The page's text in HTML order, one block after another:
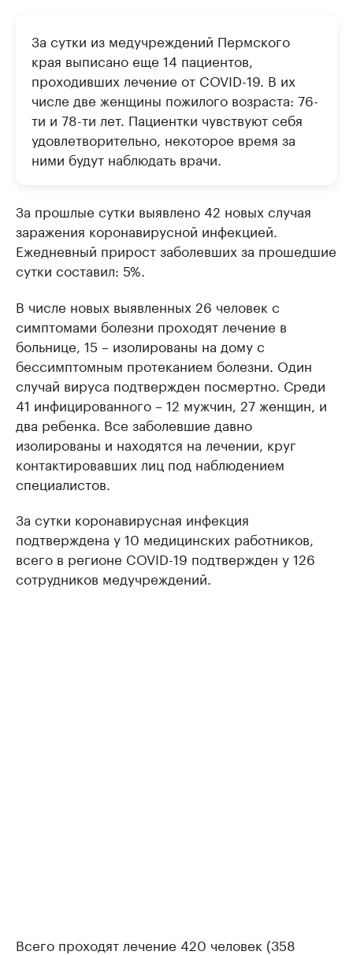
За сутки из медучреждений Пермского
края выписано еще 14 пациентов,
проходивших лечение от COVID-19. В их
числе две женщины пожилого возраста: 76-
ти и 78-ти лет. Пациентки чувствуют себя
удовлетворительно, некоторое время за
ними будут наблюдать врачи.
За прошлые сутки выявлено 42 новых случая
заражения коронавирусной инфекцией.
Ежедневный прирост заболевших за прошедшие
сутки составил: 5%.
В числе новых выявленных 26 человек с
симптомами болезни проходят лечение в
больнице, 15 – изолированы на дому с
бессимптомным протеканием болезни. Один
случай вируса подтвержден посмертно. Среди
41 инфицированного – 12 мужчин, 27 женщин, и
два ребенка. Все заболевшие давно
изолированы и находятся на лечении, круг
контактировавших лиц под наблюдением
специалистов.
За сутки коронавирусная инфекция
подтверждена у 10 медицинских работников,
всего в регионе COVID-19 подтвержден у 126
сотрудников медучреждений.
Всего проходят лечение 420 человек (358